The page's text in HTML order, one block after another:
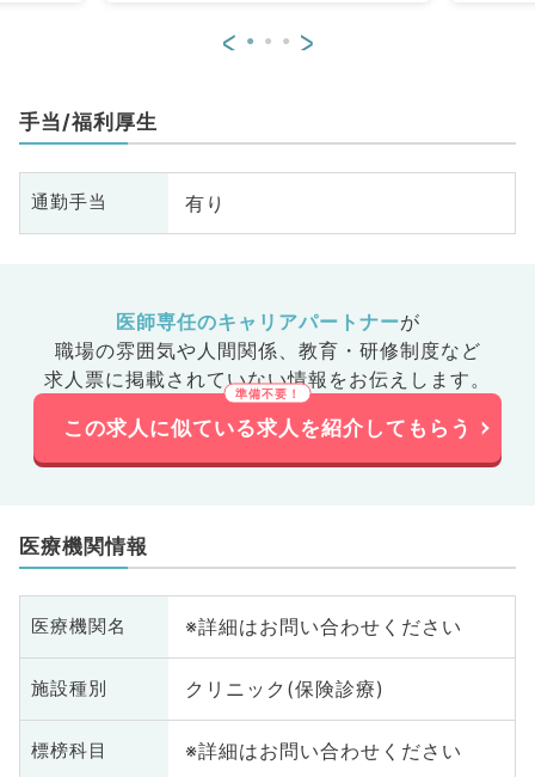
器内
般、一
外科、
不問
般外科、消化器外科、膠原病科
< >
手当/福利厚生
通勤手当 有り
医師専任のキャリアパートナーが
職場の雰囲気や人間関係、 教育・研修制度など
求人票に掲載されていない情報をお伝えします。
この求人に似ている求人を紹介してもらう
医療機関情報
医療機関名 ※詳細はお問い合わせください
施設種別 クリニック(保険診療)
標榜科目 ※詳細はお問い合わせください